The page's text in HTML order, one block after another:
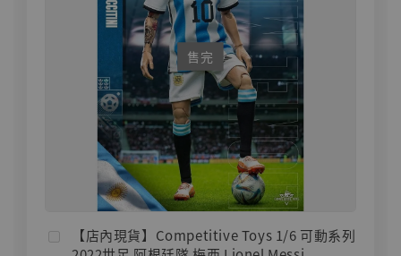
售完
【店內現貨】Competitive Toys 1/6 可動系列